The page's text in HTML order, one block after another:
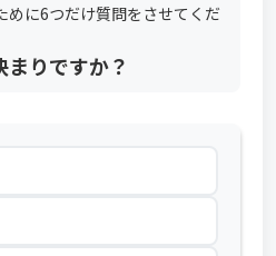
めに6つだけ質問をさせてくだ
まりですか？